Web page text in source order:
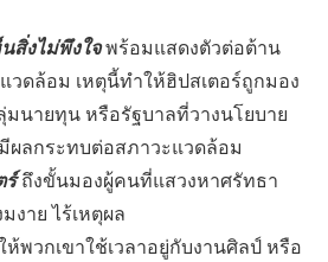
สิ่งไม่พึงใจพร้อมแสดงตัวต่อต้าน
วดล้อม เหตุนี้ทำให้ฮิปสเตอร์ถูกมอง
มนายทุน หรือรัฐบาลที่วางนโยบาย
ลกระทบต่อสภาวะแวดล้อม
ร์ถึงขั้นมองผู้คนที่แสวงหาศรัทธา
งาย ไร้เหตุผล
ห้พวกเขาใช้เวลาอยู่กับงานศิลป์ หรือ